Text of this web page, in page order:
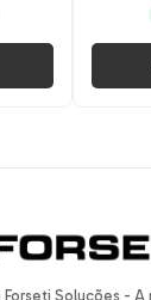
Soluções -